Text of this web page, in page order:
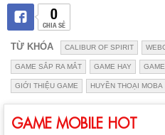
0
CHIA SẺ
TỪ KHÓA CALIBUR OF SPIRIT
GAME SẮP RA MẮT GAME HAY
GIỚI THIỆU GAME HUYỀN THOẠI MOBA
GAME MOBILE HOT